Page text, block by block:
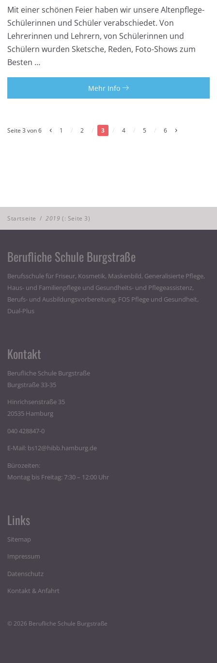
Mit einer schönen Feier haben wir unsere Altenpflege-
Schülerinnen und Schüler verabschiedet. Von
Lehrerinnen und Lehrern, von Schülerinnen und
Schülern wurden Sketsche, Reden, Foto-Shows zum
Besten …
Mehr Info
Seite 3 von 6 ‹ 1 / 2 / 3 / 4 / 5 / 6 ›
Startseite / 2019 (: Seite 3)
Berufliche Schule Burgstraße
Berufsschule für Friseur, Kosmetik, Maskenbild, Generalisierte Pflege,
Haus- und Familienpflege und Gesundheits- und Pflegeassistenz,
Berufs- und Ausbildungsvorbereitung, FOS Pflege und Gesundheit,
Dual-Plus
Kontakt
Berufliche Schule Burgstraße
Burgstraße 33-35
Hinrichsenstraße 35
20535 Hamburg
040 428847-0
E-Mail: bs12@hibb.hamburg.de
Bürozeiten:
Montag bis Freitag: 7:30 – 12:00 Uhr
Links
Sitemap
Impressum
Datenschutz
Kontakt & Anfahrt
© 2026 Berufliche Schule Burgstraße